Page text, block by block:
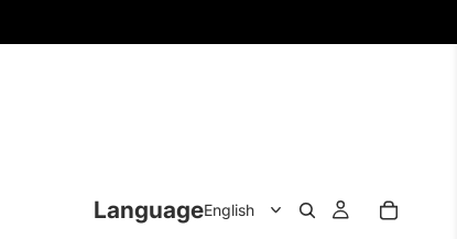
Language